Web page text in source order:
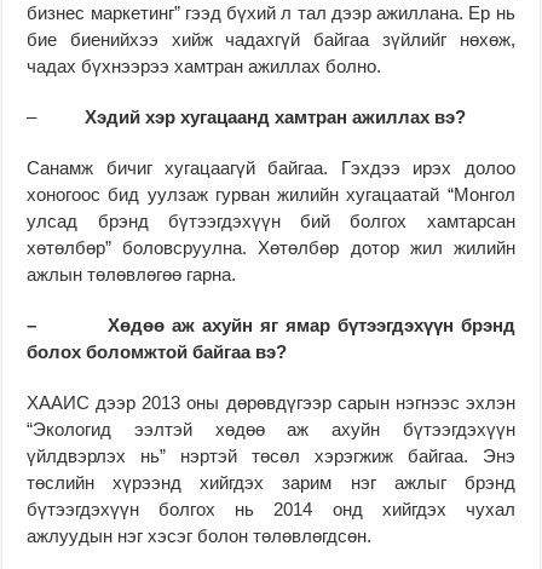
бизнес маркетинг” гээд бүхий л тал дээр ажиллана. Ер нь
бие биенийхээ хийж чадахгүй байгаа зүйлийг нөхөж,
чадах бүхнээрээ хамтран ажиллах болно.
– Хэдий хэр хугацаанд хамтран ажиллах вэ?
Санамж бичиг хугацаагүй байгаа. Гэхдээ ирэх долоо
хоногоос бид уулзаж гурван жилийн хугацаатай “Монгол
улсад брэнд бүтээгдэхүүн бий болгох хамтарсан
хөтөлбөр” боловсруулна. Хөтөлбөр дотор жил жилийн
ажлын төлөвлөгөө гарна.
– Хөдөө аж ахуйн яг ямар бүтээгдэхүүн брэнд
болох боломжтой байгаа вэ?
ХААИС дээр 2013 оны дөрөвдүгээр сарын нэгнээс эхлэн
“Экологид ээлтэй хөдөө аж ахуйн бүтээгдэхүүн
үйлдвэрлэх нь” нэртэй төсөл хэрэгжиж байгаа. Энэ
төслийн хүрээнд хийгдэх зарим нэг ажлыг брэнд
бүтээгдэхүүн болгох нь 2014 онд хийгдэх чухал
ажлуудын нэг хэсэг болон төлөвлөгдсөн.